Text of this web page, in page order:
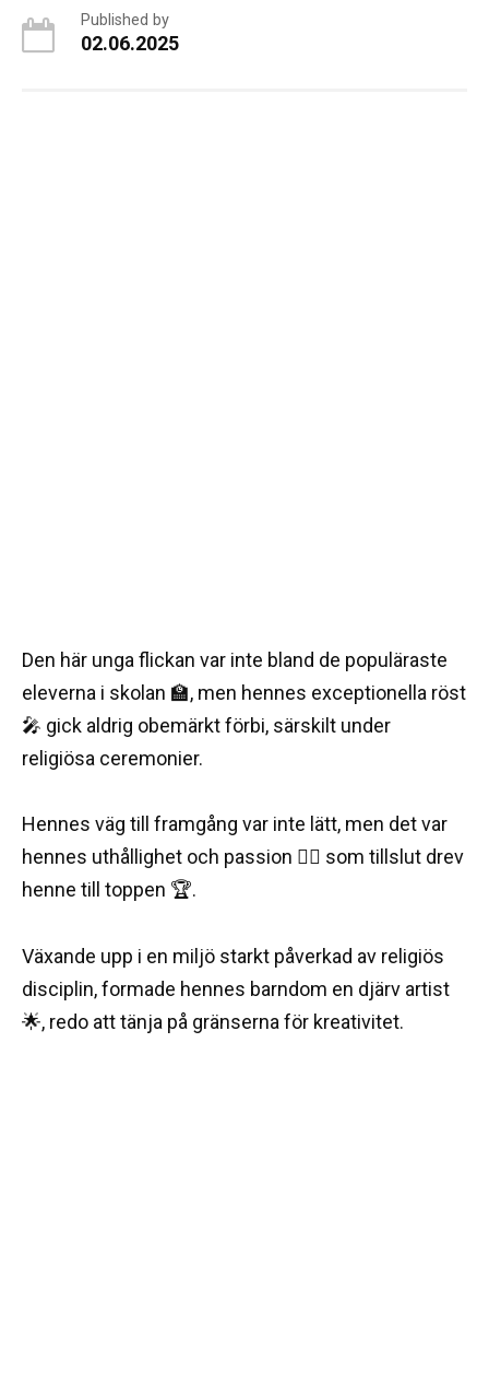
Published by
02.06.2025
Den här unga flickan var inte bland de populäraste
eleverna i skolan 🏫, men hennes exceptionella röst
🎤 gick aldrig obemärkt förbi, särskilt under
religiösa ceremonier.
Hennes väg till framgång var inte lätt, men det var
hennes uthållighet och passion ❤️‍🔥 som tillslut drev
henne till toppen 🏆.
Växande upp i en miljö starkt påverkad av religiös
disciplin, formade hennes barndom en djärv artist
🌟, redo att tänja på gränserna för kreativitet.